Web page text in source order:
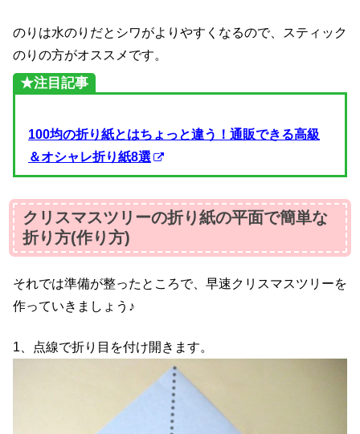
のりは水のりだとシワがよりやすくなるので、スティック
のりの方がオススメです。
★注目記事
100均の折り紙とはちょっと違う！通販できる高級
＆オシャレ折り紙8選
クリスマスツリーの折り紙の平面で簡単な
折り方(作り方)
それでは準備が整ったところで、早速クリスマスツリーを
作っていきましょう♪
1、点線で折り目を付け開きます。